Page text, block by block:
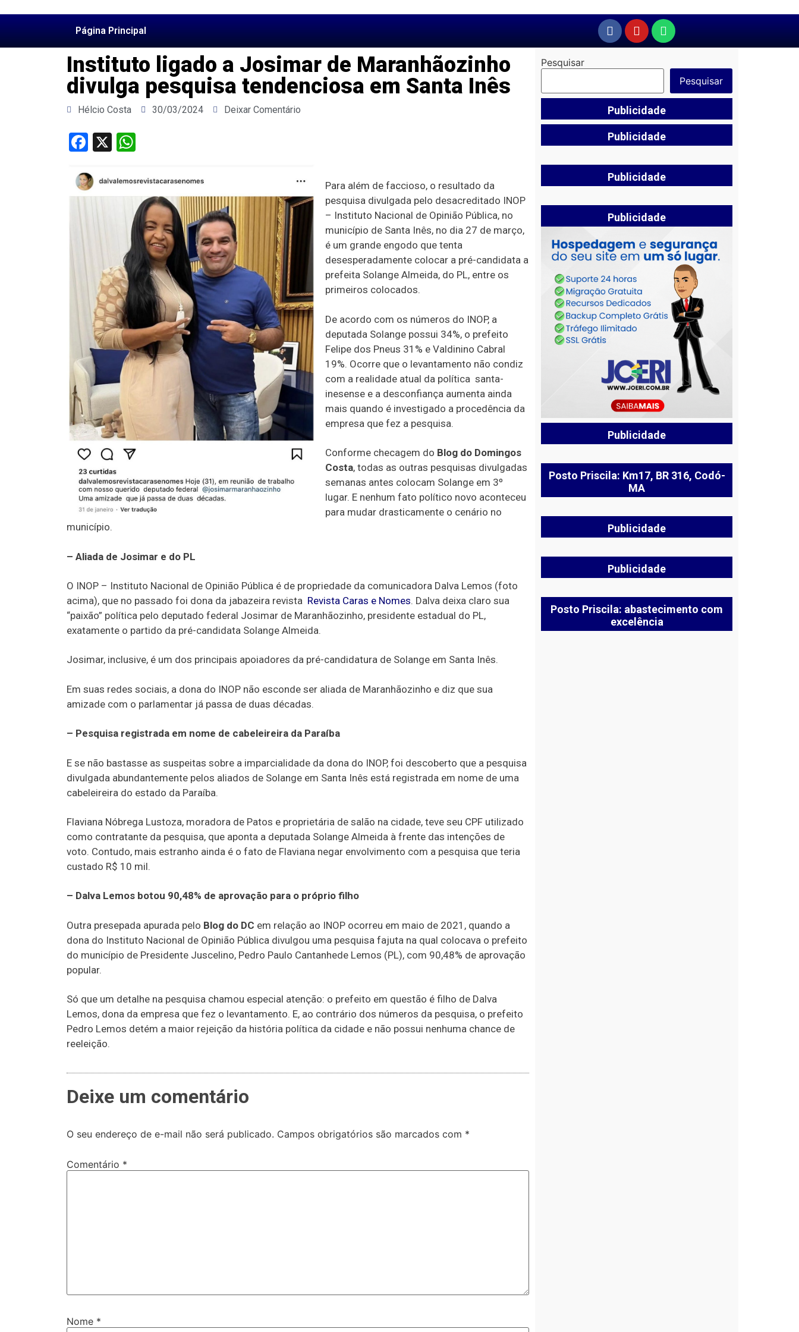
Página Principal
Instituto ligado a Josimar de Maranhãozinho
divulga pesquisa tendenciosa em Santa Inês
Hélcio Costa 30/03/2024 Deixar Comentário
Facebook
X
Para além de faccioso, o resultado da
pesquisa divulgada pelo desacreditado INOP
– Instituto Nacional de Opinião Pública, no
município de Santa Inês, no dia 27 de março,
é um grande engodo que tenta
desesperadamente colocar a pré-candidata a
prefeita Solange Almeida, do PL, entre os
primeiros colocados.
De acordo com os números do INOP, a
deputada Solange possui 34%, o prefeito
Felipe dos Pneus 31% e Valdinino Cabral
19%. Ocorre que o levantamento não condiz
com a realidade atual da política santa-
inesense e a desconfiança aumenta ainda
mais quando é investigado a procedência da
empresa que fez a pesquisa.
Conforme checagem do Blog do Domingos
Costa, todas as outras pesquisas divulgadas
semanas antes colocam Solange em 3º
lugar. E nenhum fato político novo aconteceu
para mudar drasticamente o cenário no
município.
– Aliada de Josimar e do PL
O INOP – Instituto Nacional de Opinião Pública é de propriedade da comunicadora Dalva Lemos (foto
acima), que no passado foi dona da jabazeira revista Revista Caras e Nomes. Dalva deixa claro sua
“paixão” política pelo deputado federal Josimar de Maranhãozinho, presidente estadual do PL,
exatamente o partido da pré-candidata Solange Almeida.
Josimar, inclusive, é um dos principais apoiadores da pré-candidatura de Solange em Santa Inês.
Em suas redes sociais, a dona do INOP não esconde ser aliada de Maranhãozinho e diz que sua
amizade com o parlamentar já passa de duas décadas.
– Pesquisa registrada em nome de cabeleireira da Paraíba
E se não bastasse as suspeitas sobre a imparcialidade da dona do INOP, foi descoberto que a pesquisa
divulgada abundantemente pelos aliados de Solange em Santa Inês está registrada em nome de uma
cabeleireira do estado da Paraíba.
Flaviana Nóbrega Lustoza, moradora de Patos e proprietária de salão na cidade, teve seu CPF utilizado
como contratante da pesquisa, que aponta a deputada Solange Almeida à frente das intenções de
voto. Contudo, mais estranho ainda é o fato de Flaviana negar envolvimento com a pesquisa que teria
custado R$ 10 mil.
– Dalva Lemos botou 90,48% de aprovação para o próprio filho
Outra presepada apurada pelo Blog do DC em relação ao INOP ocorreu em maio de 2021, quando a
dona do Instituto Nacional de Opinião Pública divulgou uma pesquisa fajuta na qual colocava o prefeito
do município de Presidente Juscelino, Pedro Paulo Cantanhede Lemos (PL), com 90,48% de aprovação
popular.
Só que um detalhe na pesquisa chamou especial atenção: o prefeito em questão é filho de Dalva
Lemos, dona da empresa que fez o levantamento. E, ao contrário dos números da pesquisa, o prefeito
Pedro Lemos detém a maior rejeição da história política da cidade e não possui nenhuma chance de
reeleição.
Deixe um comentário
O seu endereço de e-mail não será publicado. Campos obrigatórios são marcados com *
Comentário *
Nome *
Pesquisar
Pesquisar
Publicidade
Publicidade
Publicidade
Publicidade
Publicidade
Posto Priscila: Km17, BR 316, Codó-
MA
Publicidade
Publicidade
Posto Priscila: abastecimento com
excelência